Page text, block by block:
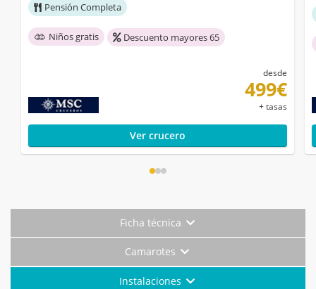
Pensión Completa
Niños gratis Descuento mayores 65
desde
499€
+ tasas
Ver crucero
Ficha técnica
Camarotes
Instalaciones